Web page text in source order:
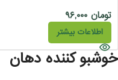
تومان
اطلاعات بیشتر
خوشبو کننده دهان